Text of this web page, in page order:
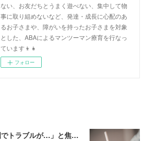
ない、お友だちとうまく遊べない、集中して物
事に取り組めないなど、発達・成長に心配のあ
るお子さまや、障がいを持ったお子さまを対象
とした、ABAによるマンツーマン療育を行なっ
ています👦👧
フォロー
【就学準備】「園でトラブルが…」と焦る前に。先生とチームになるための連絡帳の書き方✨